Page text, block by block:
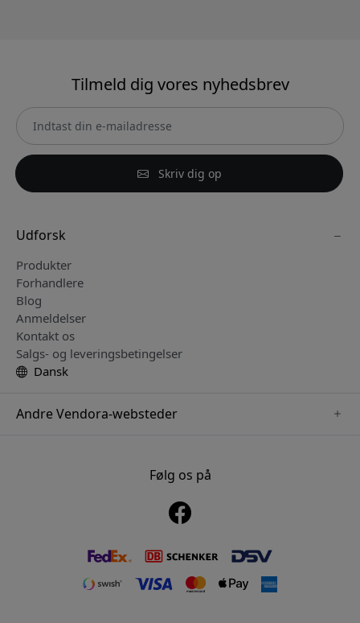
Tilmeld dig vores nyhedsbrev
Skriv dig op
Udforsk
Produkter
Forhandlere
Blog
Anmeldelser
Kontakt os
Salgs- og leveringsbetingelser
Dansk
Andre Vendora-websteder
www.nordicsmartlight.se
www.plaud.se
Følg os på